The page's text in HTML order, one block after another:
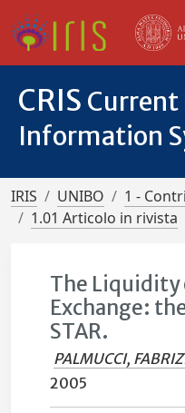
CRIS Current
Information
IRIS UNIBO
1 -
1.01 Articolo in rivista
The Liquidity
Exchange:
STAR.
PALMUCCI,
2005